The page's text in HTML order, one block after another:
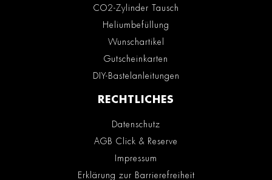
CO2-Zylinder Tausch
Heliumbefüllung
Wunschartikel
Gutscheinkarten
DIY-Bastelanleitungen
RECHTLICHES
Datenschutz
AGB Click & Reserve
Impressum
Erklärung zur Barrierefreiheit